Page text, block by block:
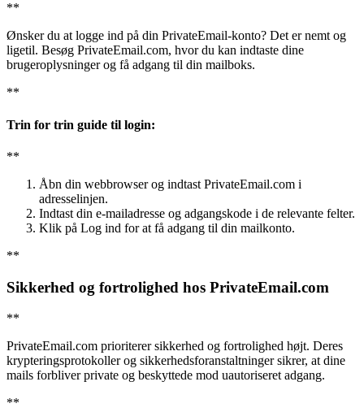
**
Ønsker du at logge ind på din PrivateEmail-konto? Det er nemt og
ligetil. Besøg PrivateEmail.com, hvor du kan indtaste dine
brugeroplysninger og få adgang til din mailboks.
**
Trin for trin guide til login:
**
Åbn din webbrowser og indtast PrivateEmail.com i
adresselinjen.
Indtast din e-mailadresse og adgangskode i de relevante felter.
Klik på Log ind for at få adgang til din mailkonto.
**
Sikkerhed og fortrolighed hos PrivateEmail.com
**
PrivateEmail.com prioriterer sikkerhed og fortrolighed højt. Deres
krypteringsprotokoller og sikkerhedsforanstaltninger sikrer, at dine
mails forbliver private og beskyttede mod uautoriseret adgang.
**